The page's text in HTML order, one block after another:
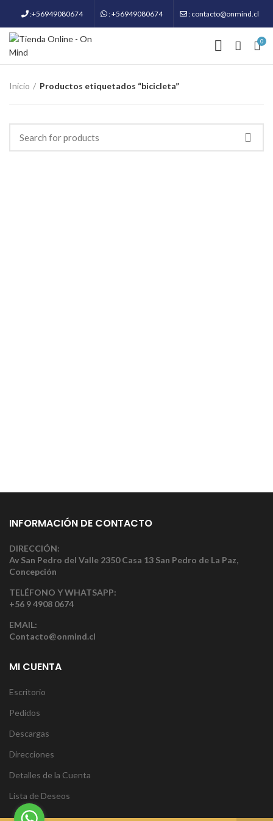
:+56949080674 : +56949080674 : contacto@onmind.cl
0
Inicio Productos etiquetados “bicicleta”
INFORMACIÓN DE CONTACTO
DIRECCIÓN:
Av San Pedro del Valle 2350 Casa 13 San Pedro de La Paz,
Concepción
TELÉFONO Y WHATSAPP:
+56 9 4908 0674
EMAIL:
Contacto@onmind.cl
MI CUENTA
Escritorio
Pedidos
Descargas
Direcciones
Detalles de la Cuenta
Lista de Deseos